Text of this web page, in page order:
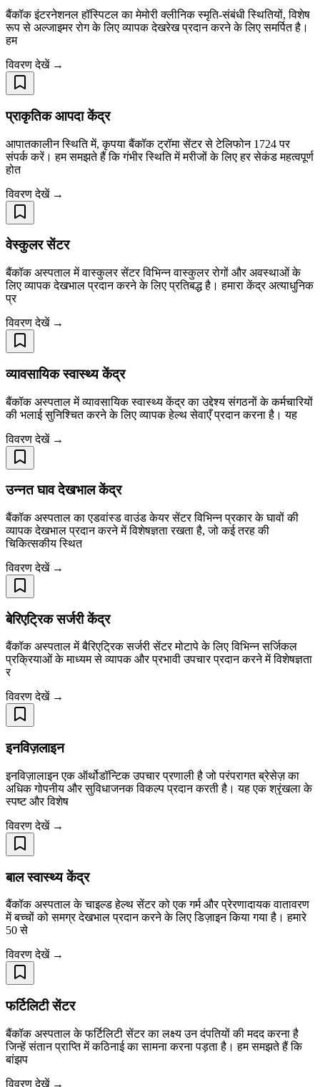
बैंकॉक इंटरनेशनल हॉस्पिटल का मेमोरी क्लीनिक स्मृति-संबंधी स्थितियों, विशेष
रूप से अल्जाइमर रोग के लिए व्यापक देखरेख प्रदान करने के लिए समर्पित है।
हम
विवरण देखें →
प्राकृतिक आपदा केंद्र
आपातकालीन स्थिति में, कृपया बैंकॉक ट्रॉमा सेंटर से टेलिफोन 1724 पर
संपर्क करें। हम समझते हैं कि गंभीर स्थिति में मरीजों के लिए हर सेकंड महत्वपूर्ण
होत
विवरण देखें →
वेस्कुलर सेंटर
बैंकॉक अस्पताल में वास्कुलर सेंटर विभिन्न वास्कुलर रोगों और अवस्थाओं के
लिए व्यापक देखभाल प्रदान करने के लिए प्रतिबद्ध है। हमारा केंद्र अत्याधुनिक
प्र
विवरण देखें →
व्यावसायिक स्वास्थ्य केंद्र
बैंकॉक अस्पताल में व्यावसायिक स्वास्थ्य केंद्र का उद्देश्य संगठनों के कर्मचारियों
की भलाई सुनिश्चित करने के लिए व्यापक हेल्थ सेवाएँ प्रदान करना है। यह
विवरण देखें →
उन्नत घाव देखभाल केंद्र
बैंकॉक अस्पताल का एडवांस्ड वाउंड केयर सेंटर विभिन्न प्रकार के घावों की
व्यापक देखभाल प्रदान करने में विशेषज्ञता रखता है, जो कई तरह की
चिकित्सकीय स्थित
विवरण देखें →
बेरिएट्रिक सर्जरी केंद्र
बैंकॉक अस्पताल में बैरिएट्रिक सर्जरी सेंटर मोटापे के लिए विभिन्न सर्जिकल
प्रक्रियाओं के माध्यम से व्यापक और प्रभावी उपचार प्रदान करने में विशेषज्ञता
र
विवरण देखें →
इनविज़लाइन
इनविज़ालाइन एक ऑर्थोडॉन्टिक उपचार प्रणाली है जो परंपरागत ब्रेसेज़ का
अधिक गोपनीय और सुविधाजनक विकल्प प्रदान करती है। यह एक श्रृंखला के
स्पष्ट और विशेष
विवरण देखें →
बाल स्वास्थ्य केंद्र
बैंकॉक अस्पताल के चाइल्ड हेल्थ सेंटर को एक गर्म और प्रेरणादायक वातावरण
में बच्चों को समग्र देखभाल प्रदान करने के लिए डिज़ाइन किया गया है। हमारे
50 से
विवरण देखें →
फर्टिलिटी सेंटर
बैंकॉक अस्पताल के फर्टिलिटी सेंटर का लक्ष्य उन दंपतियों की मदद करना है
जिन्हें संतान प्राप्ति में कठिनाई का सामना करना पड़ता है। हम समझते हैं कि
बांझप
विवरण देखें →